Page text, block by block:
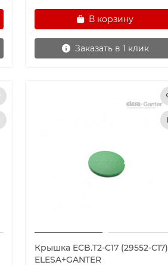
В корзину
Заказать в 1 клик
Крышка ECB.T2-C17 (29552-C17)
ELESA+GANTER